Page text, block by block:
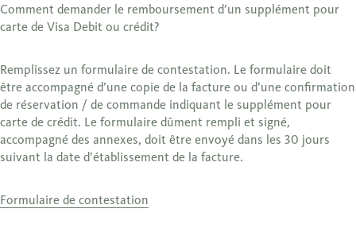
Comment demander le remboursement d’un supplément pour
carte de Visa Debit ou crédit?
Remplissez un formulaire de contestation. Le formulaire doit
être accompagné d’une copie de la facture ou d’une confirmation
de réservation / de commande indiquant le supplément pour
carte de crédit. Le formulaire dûment rempli et signé,
accompagné des annexes, doit être envoyé dans les 30 jours
suivant la date d’établissement de la facture.
Formulaire de contestation